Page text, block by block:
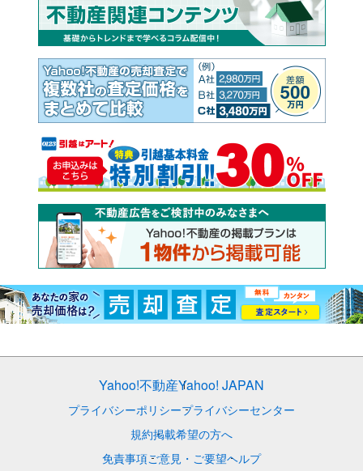
Yahoo!不動産Yahoo! JAPAN
プライバシーポリシープライバシーセンター
規約掲載希望の方へ
免責事項ご意見・ご要望ヘルプ